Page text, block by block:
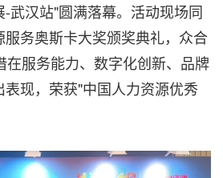
武汉站"圆满落幕。活动现场同
务奥斯卡大奖颁奖典礼，众合
在服务能力、数字化创新、品牌
现，荣获"中国人力资源优秀